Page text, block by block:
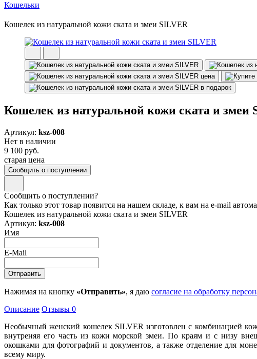
Кошельки
Кошелек из натуральной кожи ската и змеи SILVER
Кошелек из натуральной кожи ската и змеи
Артикул: ksz-008
Нет в наличии
9 100 руб.
старая цена
Сообщить о поступлении
Сообщить о поступлении?
Как только этот товар появится на нашем складе, к вам на e-mail
Кошелек из натуральной кожи ската и змеи SILVER
Артикул: ksz-008
Имя
E-Mail
Нажимая на кнопку «Отправить», я даю согласие на обработку
Описание Отзывы 0
Необычный женский кошелек SILVER изготовлен с комбинацией
внутреняя его часть из кожи морской змеи. По краям и с низу
окошками для фотографий и документов, а также отделение для
всему миру.